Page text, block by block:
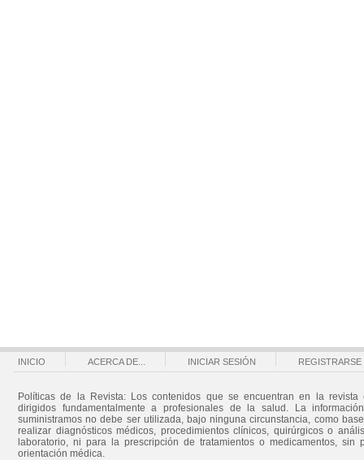
INICIO ACERCA DE... INICIAR SESIÓN REGISTRARSE
Políticas de la Revista: Los contenidos que se encuentran en la revista
dirigidos fundamentalmente a profesionales de la salud. La
suministramos no debe ser utilizada, bajo ninguna circunstancia, como
realizar diagnósticos médicos, procedimientos clínicos, quirúrgicos o
laboratorio, ni para la prescripción de tratamientos o medicamentos, sin
orientación médica.